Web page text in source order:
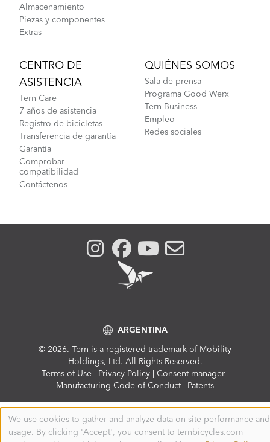
Almacenamiento
Piezas y componentes
Extras
CENTRO DE
ASISTENCIA
Tern Care
7 años de asistencia
Registro de bicicletas
Transferencia de garantía
Garantía
Comprobar
compatibilidad
Contáctenos
QUIÉNES SOMOS
Sala de prensa
Programa Good Werx
Tern Business
Empleo
Redes sociales
© 2026. Tern is a registered trademark of Mobility
Holdings, Ltd. All Rights Reserved.
ComplianceTerms of Use Privacy Policy Consent manager
Manufacturing Code of Conduct
Patents
ARGENTINA
Use
of
We use cookies to gather and analyze data on site performance and
usage. By clicking 'Accept', you consent to ternbicycles.com